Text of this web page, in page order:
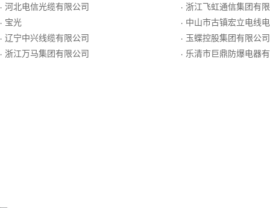
· 河北电信光缆有限公司
· 宝光
· 辽宁中兴线缆有限公司
· 浙江万马集团有限公司
· 浙江飞虹通信集团有
· 中山市古镇宏立电线电
· 玉蝶控股集团有限公司
· 乐清市巨鼎防爆电器